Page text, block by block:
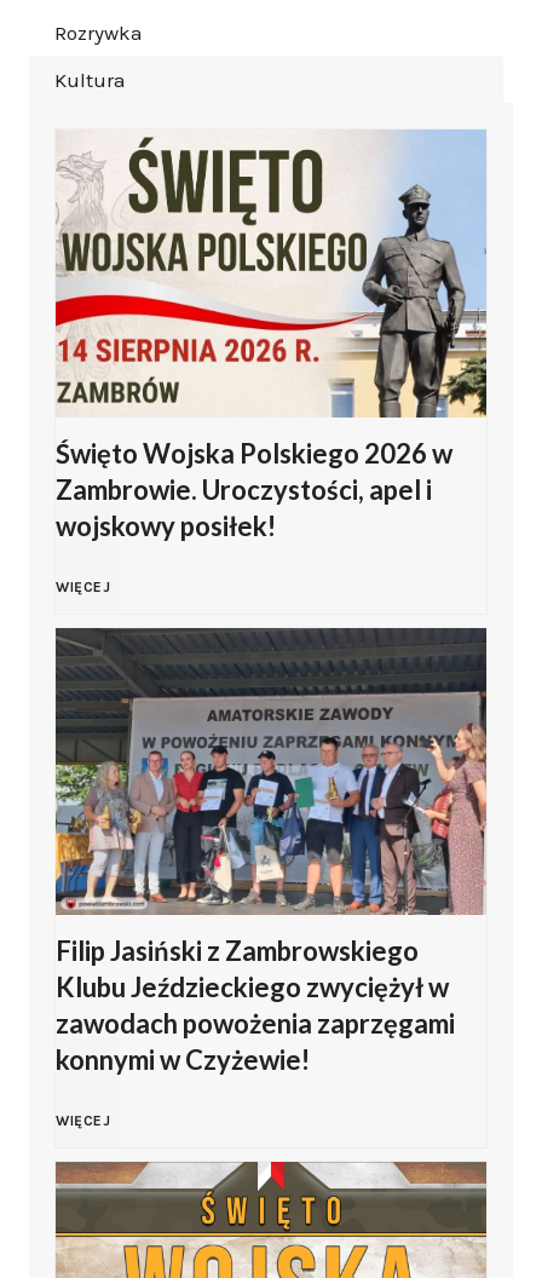
Rozrywka
Kultura
Święto Wojska Polskiego 2026 w
Zambrowie. Uroczystości, apel i
wojskowy posiłek!
WIĘCEJŚ
w
i
ę
t
o
W
j
k
a
Filip Jasiński z Zambrowskiego
Klubu Jeździeckiego zwyciężył w
zawodach powożenia zaprzęgami
konnymi w Czyżewie!
WIĘCEJF
i
l